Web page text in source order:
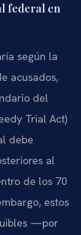
federal en
según la
acusados,
del
Trial Act)
debe
al
de los 70
estos
—por